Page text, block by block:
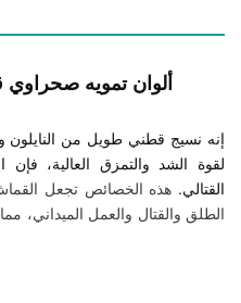
N/C 50/50 3 ألوان تمويه صحراوي
إنه نسيج قطني طويل من النايلون
لقوة الشد والتمزق العالية،
القتالي. هذه الخصائص تجعل
الطلق والقتال والعمل الميداني،